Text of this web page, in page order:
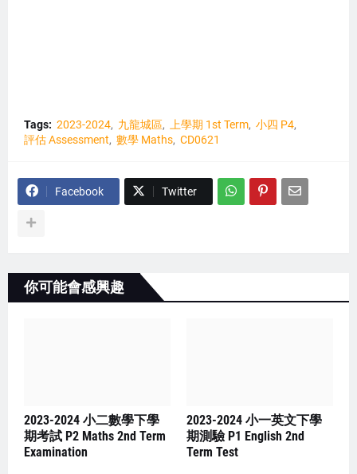
Tags: 2023-2024 九龍城區 上學期 1st Term 小四 P4
評估 Assessment
數學 Maths CD0621
Facebook Twitter
你可能會感興趣
2023-2024 小二數學下學
期考試 P2 Maths 2nd Term
Examination
2023-2024 小一英文下學
期測驗 P1 English 2nd
Term Test